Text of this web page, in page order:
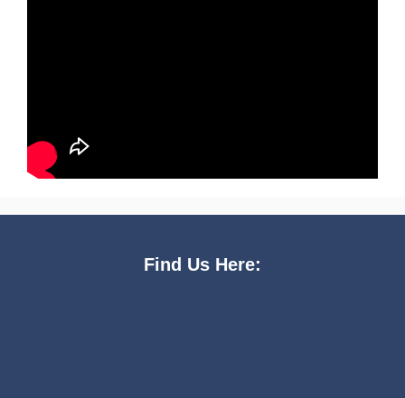
Find Us Here: